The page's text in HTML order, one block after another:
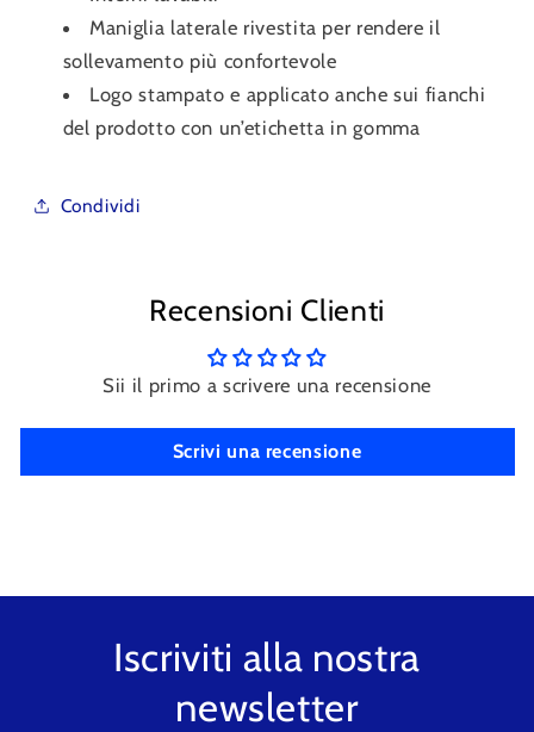
Maniglia laterale rivestita per rendere il
sollevamento più confortevole
Logo stampato e applicato anche sui fianchi
del prodotto con un’etichetta in gomma
Condividi
Recensioni Clienti
Sii il primo a scrivere una recensione
Scrivi una recensione
Iscriviti alla nostra
newsletter